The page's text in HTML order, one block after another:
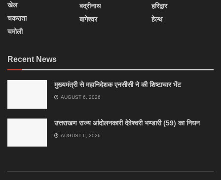
खेल
चकराता
चमोली
बद्रीनाथ
बागेश्वर
हरिद्वार
हेल्थ
Recent News
मुख्यमंत्री से महानिदेशक एनसीसी ने की शिष्टाचार भेंट
AUGUST 6, 2026
उत्तराखण राज्य आंदोलनकारी देवेश्वरी भण्डारी (59) का निधन
AUGUST 6, 2026